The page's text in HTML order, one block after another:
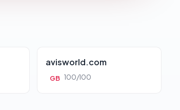
avisworld.com
GB 100/100